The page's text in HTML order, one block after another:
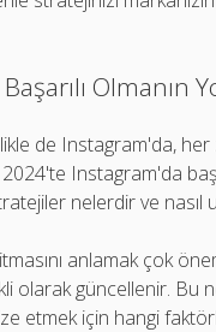
Olmanın
de Instagram'da,
Instagram'da
nelerdir ve nasıl
anlamak çok
olarak güncellenir. Bu
etmek için hangi